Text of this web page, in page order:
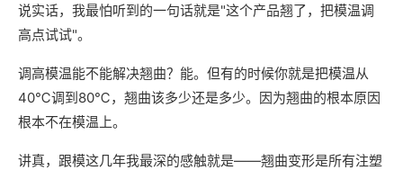
说实话，我最怕听到的一句话就是"这个产品翘了，把模温调
高点试试"。
调高模温能不能解决翘曲？能。但有的时候你就是把模温从
40℃调到80℃，翘曲该多少还是多少。因为翘曲的根本原因
根本不在模温上。
讲真，跟模这几年我最深的感触就是——翘曲变形是所有注塑